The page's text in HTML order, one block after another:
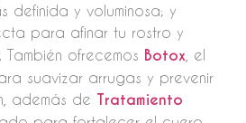
definida y voluminosa; y
para afinar tu rostro y
ofrecemos Botox , el
suavizar arrugas y prevenir
además de Tratamiento